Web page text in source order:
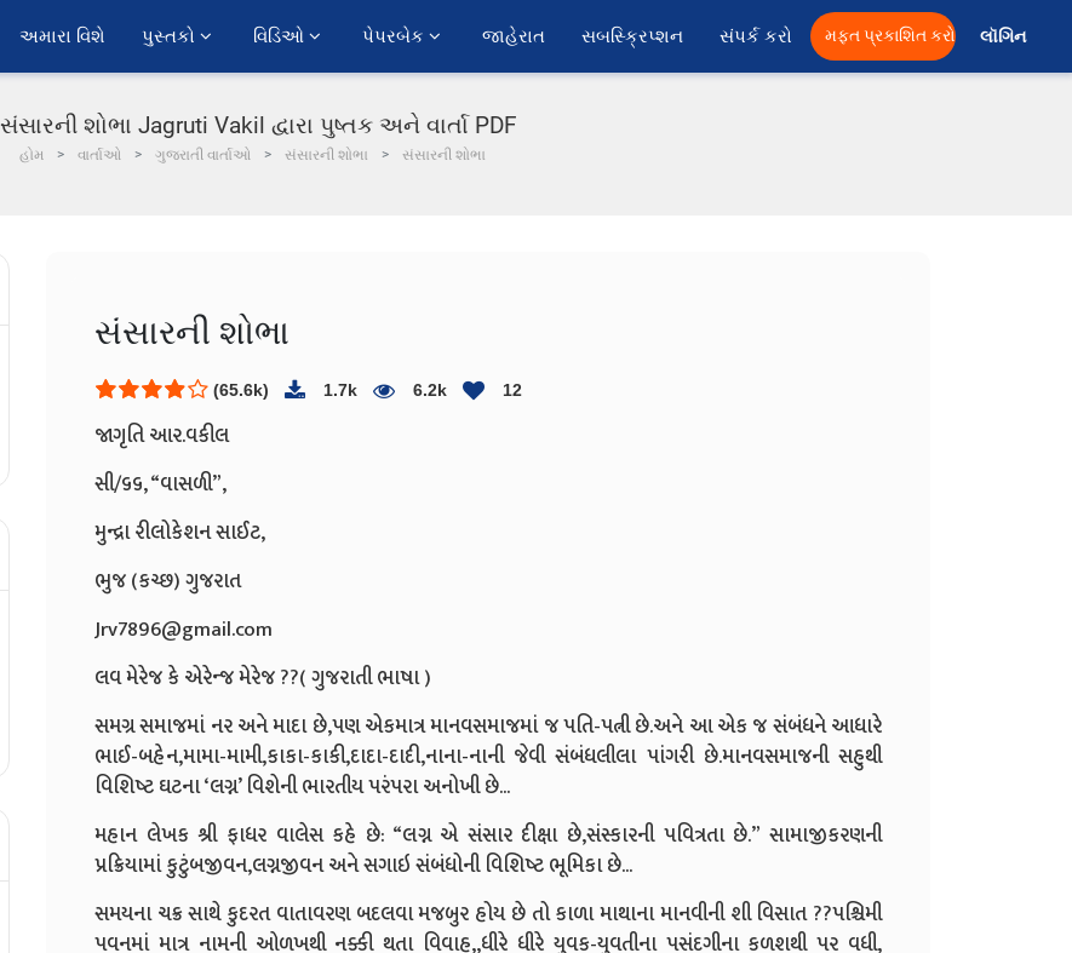
અમારા વિશે પુસ્તકો વિડિઓ પેપરબેક જાહેરાત સબસ્ક્રિપ્શન સંપર્ક કરો મફત પ્રકાશિત કરો લૉગિન
સંસારની શોભા Jagruti Vakil દ્વારા પુષ્તક અને વાર્તા PDF
હોમ વાર્તાઓ ગુજરાતી વાર્તાઓ સંસારની શોભા સંસારની શોભા
સંસારની શોભા
(65.6k) 1.7k 6.2k 12
જાગૃતિ આર.વકીલ
સી/૬૬, “વાસળી”,
મુન્દ્રા રીલોકેશન સાઈટ,
ભુજ (કચ્છ) ગુજરાત
Jrv7896@gmail.com
લવ મેરેજ કે એરેન્જ મેરેજ ??( ગુજરાતી ભાષા )
સમગ્ર સમાજમાં નર અને માદા છે,પણ એકમાત્ર માનવસમાજમાં જ પતિ-પત્ની છે.અને આ એક જ સંબંધને આધારે
ભાઈ-બહેન,મામા-મામી,કાકા-કાકી,દાદા-દાદી,નાના-નાની જેવી સંબંધલીલા પાંગરી છે.માનવસમાજની સહુથી
વિશિષ્ટ ઘટના ‘લગ્ન’ વિશેની ભારતીય પરંપરા અનોખી છે...
મહાન લેખક શ્રી ફાધર વાલેસ કહે છે: “લગ્ન એ સંસાર દીક્ષા છે,સંસ્કારની પવિત્રતા છે.” સામાજીકરણની
પ્રક્રિયામાં કુટુંબજીવન,લગ્નજીવન અને સગાઇ સંબંધોની વિશિષ્ટ ભૂમિકા છે...
સમયના ચક્ર સાથે કુદરત વાતાવરણ બદલવા મજબુર હોય છે તો કાળા માથાના માનવીની શી વિસાત ??પશ્ચિમી
પવનમાં માત્ર નામની ઓળખથી નક્કી થતા વિવાહ,,ધીરે ધીરે યુવક-યુવતીના પસંદગીના કળશથી પર વધી,